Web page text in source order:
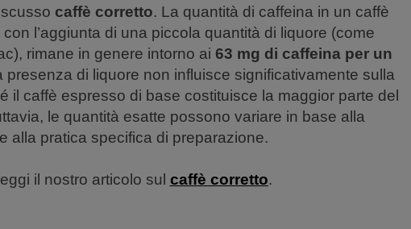
caffè corretto. La quantità di caffeina in un caffè
l’aggiunta di una piccola quantità di liquore (come
rimane in genere intorno ai 63 mg di caffeina per un
presenza di liquore non influisce significativamente sulla
il caffè espresso di base costituisce la maggior parte del
le quantità esatte possono variare in base alla
alla pratica specifica di preparazione.
il nostro articolo sul caffè corretto.